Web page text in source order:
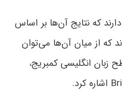
که نتایج آن‌ها بر اساس
که از میان آن‌ها می‌توان
زبان انگلیسی کمبریج،